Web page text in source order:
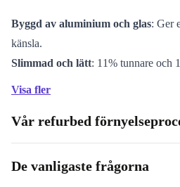
Byggd av aluminium och glas: Ger
känsla.
Slimmad och lätt: 11% tunnare och
föregångare för en bekväm
eller rött.
6,1-tums Super Retina
knivskarp bildkvalitet och
Visa fler
Vår refurbed
De vanligaste frågorna